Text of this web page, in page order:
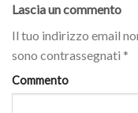
Lascia un commento
Il tuo indirizzo email
sono contrassegnati *
Commento